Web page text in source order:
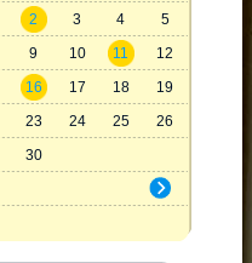
2 3 4
5
9 10 11
12
16 17 18
19
23 24 25
26
30